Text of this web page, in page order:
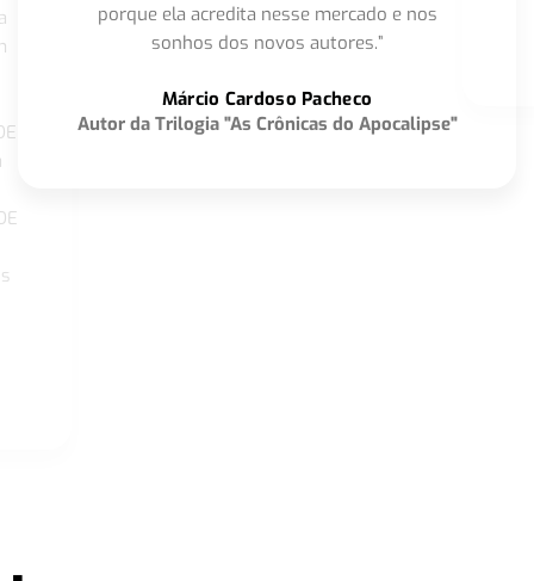
porque ela acredita nesse mercado e nos
sonhos dos novos autores.”
Márcio Cardoso Pacheco
Autor da Trilogia "As Crônicas do Apocalipse"